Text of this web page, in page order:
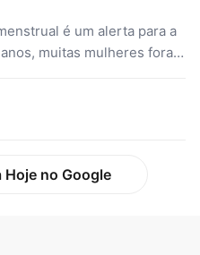
é um alerta para a
muitas mulheres foram
Hoje no Google